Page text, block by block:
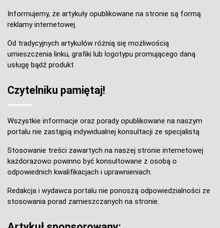
Informujemy, że artykuły opublikowane na stronie są formą
reklamy internetowej.
Od tradycyjnych artykułów różnią się możliwością
umieszczenia linku, grafiki lub logotypu promującego daną
usługę bądź produkt
Czytelniku pamiętaj!
Wszystkie informacje oraz porady opublikowane na naszym
portalu nie zastąpią indywidualnej konsultacji ze specjalistą.
Stosowanie treści zawartych na naszej stronie internetowej
każdorazowo powinno być konsultowane z osobą o
odpowiednich kwalifikacjach i uprawnieniach.
Redakcja i wydawca portalu nie ponoszą odpowiedzialności ze
stosowania porad zamieszczanych na stronie.